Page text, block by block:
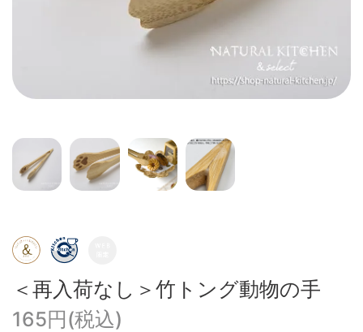
＜再入荷なし＞竹トング動物の手
165円(税込)